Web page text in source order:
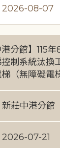
2026-08-07
港分館】115
制系統汰換
（無障礙電
新莊中港分館
2026-07-21